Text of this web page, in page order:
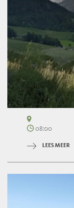
08:00
LEES MEER